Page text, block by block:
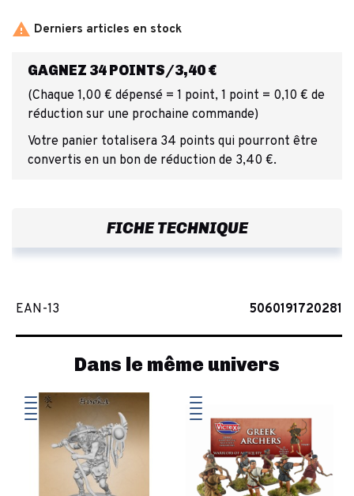
 Derniers articles en stock
GAGNEZ 34 POINTS/3,40 €
(Chaque 1,00 € dépensé = 1 point, 1 point = 0,10 € de
réduction sur une prochaine commande)
Votre panier totalisera 34 points qui pourront être
convertis en un bon de réduction de 3,40 €.
FICHE TECHNIQUE
EAN-13 5060191720281
Dans le même univers